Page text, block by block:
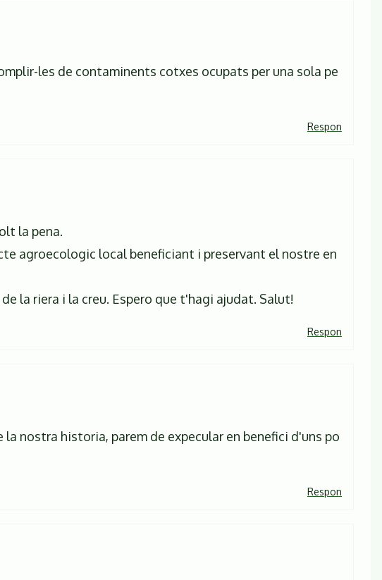
les de contaminents cotxes ocupats per una sola pe
Respon
la pena.
agroecologic local beneficiant i preservant el nostre en
la riera i la creu. Espero que t'hagi ajudat. Salut!
Respon
nostra historia, parem de expecular en benefici d'uns po
Respon